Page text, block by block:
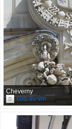
Cheverny
coq-au-vin